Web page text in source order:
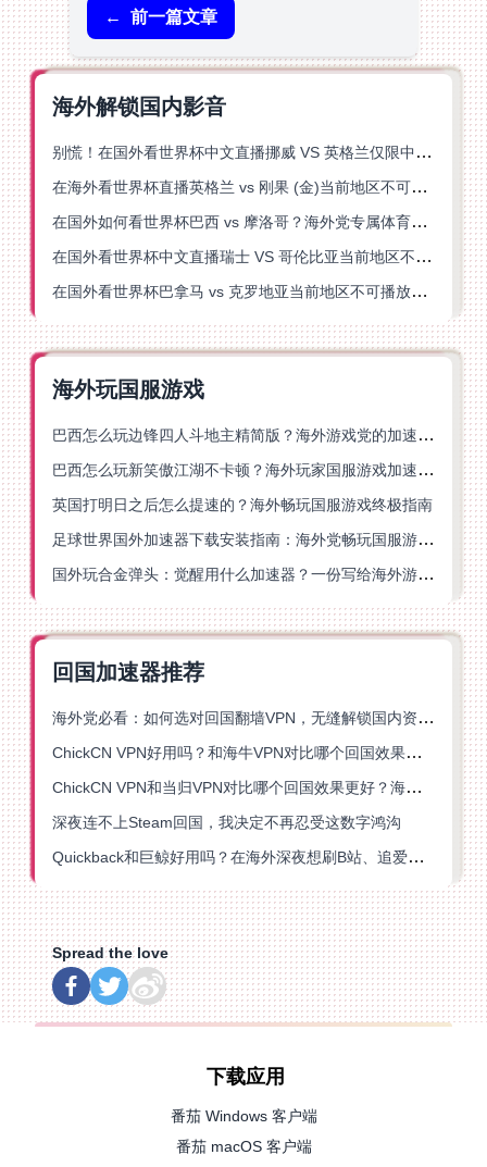
← 前一篇文章
海外解锁国内影音
别慌！在国外看世界杯中文直播挪威 VS 英格兰仅限中国大陆？这篇指南帮你搞定
在海外看世界杯直播英格兰 vs 刚果 (金)当前地区不可播放？这篇指南帮你突破所有限制
在国外如何看世界杯巴西 vs 摩洛哥？海外党专属体育观赛指南来了
在国外看世界杯中文直播瑞士 VS 哥伦比亚当前地区不可播放？这篇指南帮你搞定
在国外看世界杯巴拿马 vs 克罗地亚当前地区不可播放？这篇指南帮你轻松解决海外体育直播难题
海外玩国服游戏
巴西怎么玩边锋四人斗地主精简版？海外游戏党的加速器终极选择
巴西怎么玩新笑傲江湖不卡顿？海外玩家国服游戏加速终极指南（附猫和老鼠一梦江湖实测）
英国打明日之后怎么提速的？海外畅玩国服游戏终极指南
足球世界国外加速器下载安装指南：海外党畅玩国服游戏的终极解决方案
国外玩合金弹头：觉醒用什么加速器？一份写给海外游子的畅玩指南
回国加速器推荐
海外党必看：如何选对回国翻墙VPN，无缝解锁国内资源？
ChickCN VPN好用吗？和海牛VPN对比哪个回国效果更好？
ChickCN VPN和当归VPN对比哪个回国效果更好？海外党亲测后选了它
深夜连不上Steam回国，我决定不再忍受这数字鸿沟
Quickback和巨鲸好用吗？在海外深夜想刷B站、追爱奇艺的你，或许正需要这份答案
Spread the love
下载应用
番茄 Windows 客户端
番茄 macOS 客户端